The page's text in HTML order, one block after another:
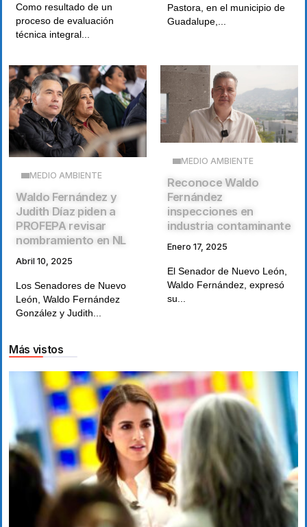
Como resultado de un
proceso de evaluación
técnica integral...
Pastora, en el municipio de
Guadalupe,...
MEDIO AMBIENTE
Waldo Fernández y
Judith Díaz piden a
PROFEPA revisar
nombramiento en NL
Abril 10, 2025
Los Senadores de Nuevo
León, Waldo Fernández
González y Judith...
MEDIO AMBIENTE
Reconoce Waldo
Fernández
inspecciones en
industria contaminante
Enero 17, 2025
El Senador de Nuevo León,
Waldo Fernández, expresó
su...
Más vistos